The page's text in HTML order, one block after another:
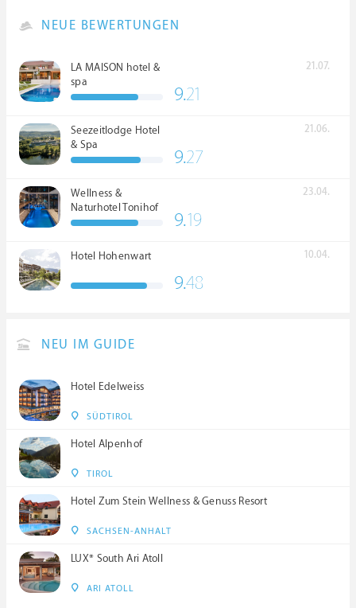
NEUE BEWERTUNGEN
LA MAISON hotel &
spa
21.07.
9.21
Seezeitlodge Hotel
& Spa
21.06.
9.27
Wellness &
Naturhotel Tonihof
****S
23.04.
9.19
Hotel Hohenwart 10.04.
9.48
NEU IM GUIDE
Hotel Edelweiss
SÜDTIROL
Hotel Alpenhof
TIROL
Hotel Zum Stein Wellness & Genuss Resort
SACHSEN-ANHALT
LUX* South Ari Atoll
ARI ATOLL